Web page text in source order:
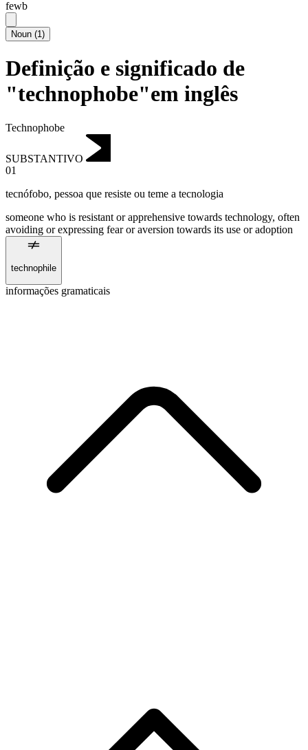
fewb
Noun (1)
Definição e significado de
"technophobe"em inglês
Technophobe
SUBSTANTIVO
01
tecnófobo, pessoa que resiste ou teme a tecnologia
someone who is resistant or apprehensive towards technology, often
avoiding or expressing fear or aversion towards its use or adoption
technophile
informações gramaticais